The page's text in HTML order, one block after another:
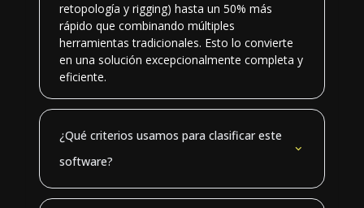
retopología y rigging) hasta un 50% más
rápido que combinando múltiples
herramientas tradicionales. Esto lo convierte
en una solución excepcionalmente completa y
eficiente.
¿Qué criterios usamos para clasificar este
software?